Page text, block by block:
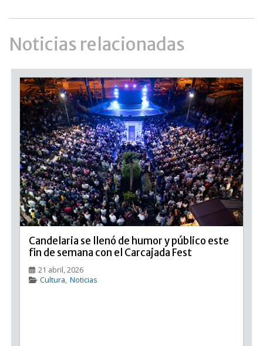
Noticias relacionadas
Candelaria se llenó de humor y público este
fin de semana con el Carcajada Fest
21 abril, 2026
Cultura, Noticias